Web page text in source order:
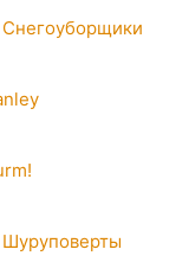
Снегоуборщики
Шуруповерты